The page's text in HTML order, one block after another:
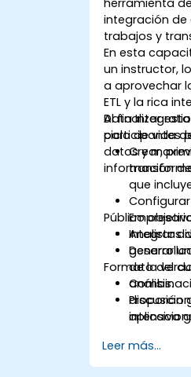
integración
trabajos y
En esta
un instructor,
a aprovechar
ETL y la rica
Data
ciclo de vida
datos y
información
Al finalizar
participantes
Crear,
que
Integrar
generar
de la
análisis.
Público
Analistas
Formato del
discusión
intensiva
Leer más...